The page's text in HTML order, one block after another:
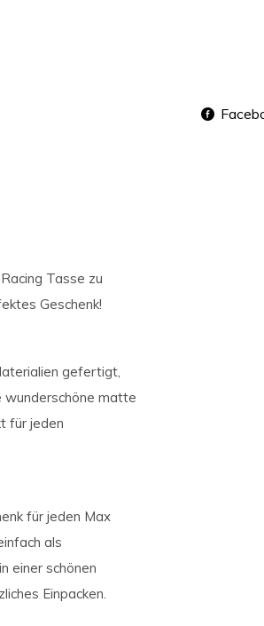
Tasse zu
Geschenk!
gefertigt,
wunderschöne matte
für jeden
für jeden Max
als
einer schönen
Einpacken.